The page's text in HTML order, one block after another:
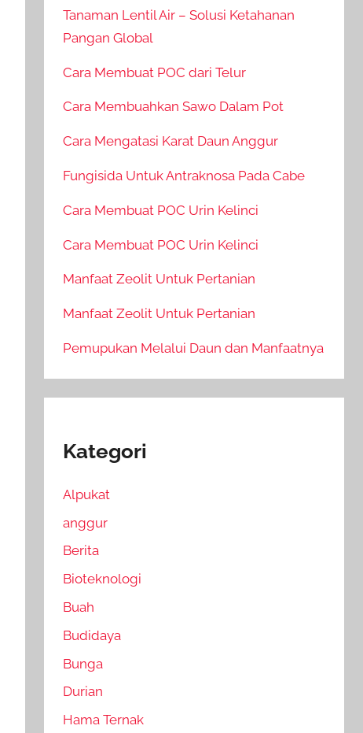
Tanaman Lentil Air – Solusi Ketahanan
Pangan Global
Cara Membuat POC dari Telur
Cara Membuahkan Sawo Dalam Pot
Cara Mengatasi Karat Daun Anggur
Fungisida Untuk Antraknosa Pada Cabe
Cara Membuat POC Urin Kelinci
Cara Membuat POC Urin Kelinci
Manfaat Zeolit Untuk Pertanian
Manfaat Zeolit Untuk Pertanian
Pemupukan Melalui Daun dan Manfaatnya
Kategori
Alpukat
anggur
Berita
Bioteknologi
Buah
Budidaya
Bunga
Durian
Hama Ternak